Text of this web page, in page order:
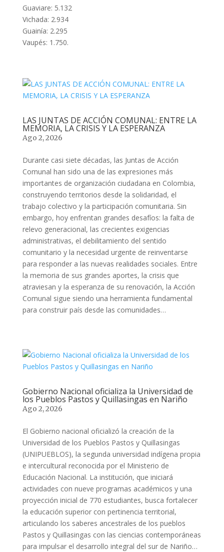
Guaviare: 5.132
Vichada: 2.934
Guainía: 2.295
Vaupés: 1.750.
LAS JUNTAS DE ACCIÓN COMUNAL: ENTRE LA
MEMORIA, LA CRISIS Y LA ESPERANZA
Ago 2, 2026
Durante casi siete décadas, las Juntas de Acción
Comunal han sido una de las expresiones más
importantes de organización ciudadana en Colombia,
construyendo territorios desde la solidaridad, el
trabajo colectivo y la participación comunitaria. Sin
embargo, hoy enfrentan grandes desafíos: la falta de
relevo generacional, las crecientes exigencias
administrativas, el debilitamiento del sentido
comunitario y la necesidad urgente de reinventarse
para responder a las nuevas realidades sociales. Entre
la memoria de sus grandes aportes, la crisis que
atraviesan y la esperanza de su renovación, la Acción
Comunal sigue siendo una herramienta fundamental
para construir país desde las comunidades…
Gobierno Nacional oficializa la Universidad de
los Pueblos Pastos y Quillasingas en Nariño
Ago 2, 2026
El Gobierno nacional oficializó la creación de la
Universidad de los Pueblos Pastos y Quillasingas
(UNIPUEBLOS), la segunda universidad indígena propia
e intercultural reconocida por el Ministerio de
Educación Nacional. La institución, que iniciará
actividades con nueve programas académicos y una
proyección inicial de 770 estudiantes, busca fortalecer
la educación superior con pertinencia territorial,
articulando los saberes ancestrales de los pueblos
Pastos y Quillasingas con las ciencias contemporáneas
para impulsar el desarrollo integral del sur de Nariño…